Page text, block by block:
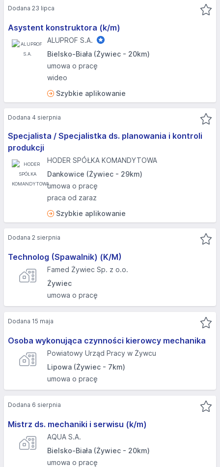
Asystent konstruktora (k/m)
ALUPROF S.A.
Bielsko-Biała (Żywiec - 20km)
umowa o pracę
wideo
Szybkie aplikowanie
Dodana 23 lipca
Specjalista / Specjalistka ds. planowania i kontroli
produkcji
HODER SPÓŁKA KOMANDYTOWA
Dankowice (Żywiec - 29km)
umowa o pracę
praca od zaraz
Szybkie aplikowanie
Dodana 4 sierpnia
Technolog (Spawalnik) (K/M)
Famed Żywiec Sp. z o.o.
Żywiec
umowa o pracę
Dodana 2 sierpnia
Osoba wykonująca czynności kierowcy mechanika
Powiatowy Urząd Pracy w Żywcu
Lipowa (Żywiec - 7km)
umowa o pracę
Dodana 15 maja
Mistrz ds. mechaniki i serwisu (k/m)
AQUA S.A.
Bielsko-Biała (Żywiec - 20km)
umowa o pracę
Dodana 6 sierpnia